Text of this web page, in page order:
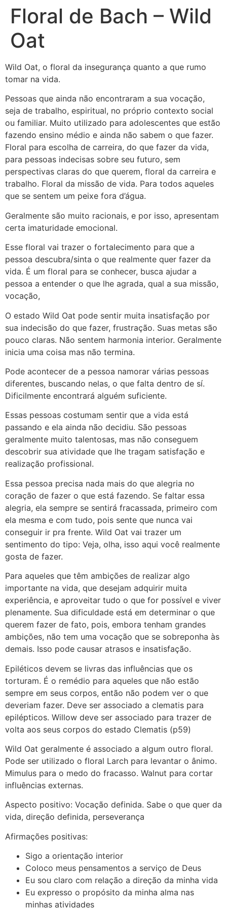
Floral de Bach – Wild
Oat
Wild Oat, o floral da insegurança quanto a que rumo
tomar na vida.
Pessoas que ainda não encontraram a sua vocação,
seja de trabalho, espiritual, no próprio contexto social
ou familiar. Muito utilizado para adolescentes que estão
fazendo ensino médio e ainda não sabem o que fazer.
Floral para escolha de carreira, do que fazer da vida,
para pessoas indecisas sobre seu futuro, sem
perspectivas claras do que querem, floral da carreira e
trabalho. Floral da missão de vida. Para todos aqueles
que se sentem um peixe fora d’água.
Geralmente são muito racionais, e por isso, apresentam
certa imaturidade emocional.
Esse floral vai trazer o fortalecimento para que a
pessoa descubra/sinta o que realmente quer fazer da
vida. É um floral para se conhecer, busca ajudar a
pessoa a entender o que lhe agrada, qual a sua missão,
vocação,
O estado Wild Oat pode sentir muita insatisfação por
sua indecisão do que fazer, frustração. Suas metas são
pouco claras. Não sentem harmonia interior. Geralmente
inicia uma coisa mas não termina.
Pode acontecer de a pessoa namorar várias pessoas
diferentes, buscando nelas, o que falta dentro de sí.
Dificilmente encontrará alguém suficiente.
Essas pessoas costumam sentir que a vida está
passando e ela ainda não decidiu. São pessoas
geralmente muito talentosas, mas não conseguem
descobrir sua atividade que lhe tragam satisfação e
realização profissional.
Essa pessoa precisa nada mais do que alegria no
coração de fazer o que está fazendo. Se faltar essa
alegria, ela sempre se sentirá fracassada, primeiro com
ela mesma e com tudo, pois sente que nunca vai
conseguir ir pra frente. Wild Oat vai trazer um
sentimento do tipo: Veja, olha, isso aqui você realmente
gosta de fazer.
Para aqueles que têm ambições de realizar algo
importante na vida, que desejam adquirir muita
experiência, e aproveitar tudo o que for possível e viver
plenamente. Sua dificuldade está em determinar o que
querem fazer de fato, pois, embora tenham grandes
ambições, não tem uma vocação que se sobreponha às
demais. Isso pode causar atrasos e insatisfação.
Epiléticos devem se livras das influências que os
torturam. É o remédio para aqueles que não estão
sempre em seus corpos, então não podem ver o que
deveriam fazer. Deve ser associado a clematis para
epilépticos. Willow deve ser associado para trazer de
volta aos seus corpos do estado Clematis (p59)
Wild Oat geralmente é associado a algum outro floral.
Pode ser utilizado o floral Larch para levantar o ânimo.
Mimulus para o medo do fracasso. Walnut para cortar
influências externas.
Aspecto positivo: Vocação definida. Sabe o que quer da
vida, direção definida, perseverança
Afirmações positivas:
Sigo a orientação interior
Coloco meus pensamentos a serviço de Deus
Eu sou claro com relação a direção da minha vida
Eu expresso o propósito da minha alma nas
minhas atividades